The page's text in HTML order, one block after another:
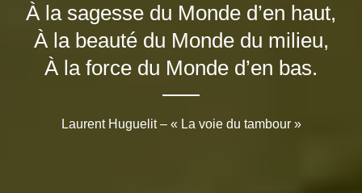
À la sagesse du Monde d’en haut,
À la beauté du Monde du milieu,
À la force du Monde d’en bas.
Laurent Huguelit – « La voie du tambour »